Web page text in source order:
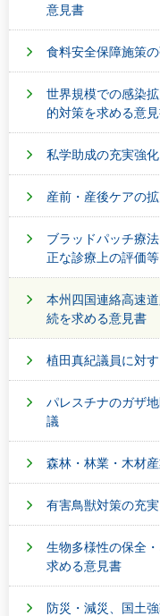
意見書
食料安全保障施策
世界規模での感染
的対策を求める意
私学助成の充実強
産前・産後ケアの
ブラッドパッチ療
正な診療上の評価
本州四国連絡高速
続を求める意見書
植田真紀議員に対
パレスチナのガザ
議
森林・林業・木材
有害鳥獣対策の充
生物多様性の保全
求める意見書
防災・減災、国土